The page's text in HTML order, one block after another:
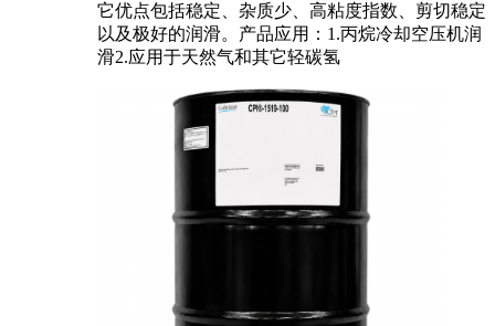
它优点包括稳定、杂质少、高粘度指数、剪切稳定
以及极好的润滑。产品应用：1.丙烷冷却空压机润
滑2.应用于天然气和其它轻碳氢